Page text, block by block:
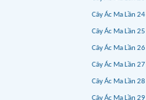
Cây Ác Ma Lần 24
Cây Ác Ma Lần 25
Cây Ác Ma Lần 26
Cây Ác Ma Lần 27
Cây Ác Ma Lần 28
Cây Ác Ma Lần 29